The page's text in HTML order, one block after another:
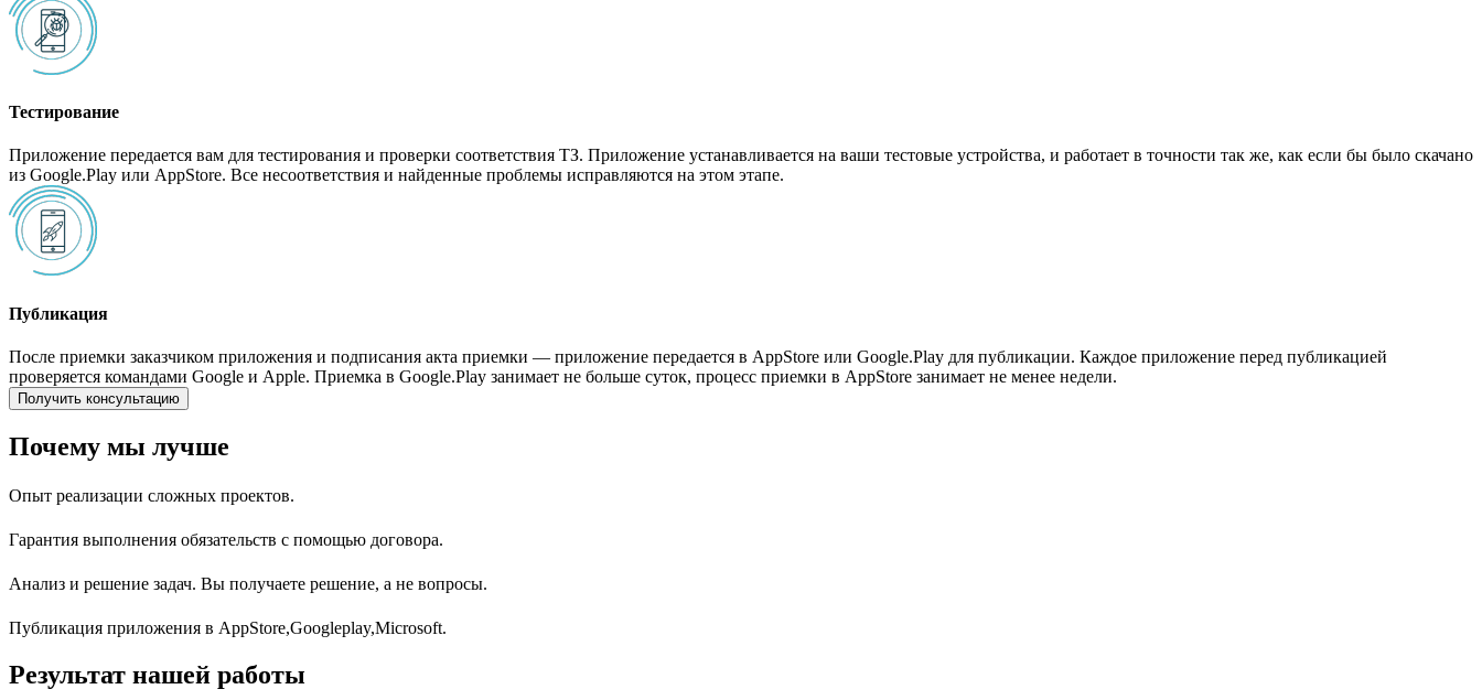
Тестирование
Приложение передается вам для тестирования и проверки соответствия ТЗ. Приложение устанавливается на ваши тестовые устройства, и работает в точности так же, как если бы было скачано
из Google.Play или AppStore. Все несоответствия и найденные проблемы исправляются на этом этапе.
Публикация
После приемки заказчиком приложения и подписания акта приемки — приложение передается в AppStore или Google.Play для публикации. Каждое приложение перед публикацией
проверяется командами Google и Apple. Приемка в Google.Play занимает не больше суток, процесс приемки в AppStore занимает не менее недели.
Получить консультацию
Почему мы лучше
Опыт реализации сложных проектов.
Гарантия выполнения обязательств с помощью договора.
Анализ и решение задач. Вы получаете решение, а не вопросы.
Публикация приложения в AppStore,Googleplay,Microsoft.
Результат нашей работы